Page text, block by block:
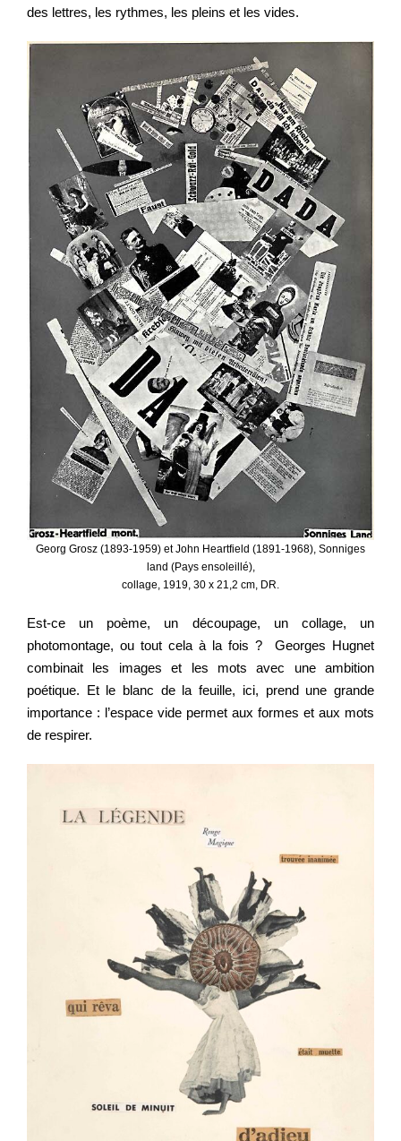
des lettres, les rythmes, les pleins et les vides.
Georg Grosz (1893-1959) et John Heartfield (1891-1968), Sonniges
land (Pays ensoleillé),
collage, 1919, 30 x 21,2 cm, DR.
Est-ce un poème, un découpage, un collage, un
photomontage, ou tout cela à la fois ? Georges Hugnet
combinait les images et les mots avec une ambition
poétique. Et le blanc de la feuille, ici, prend une grande
importance : l’espace vide permet aux formes et aux mots
de respirer.